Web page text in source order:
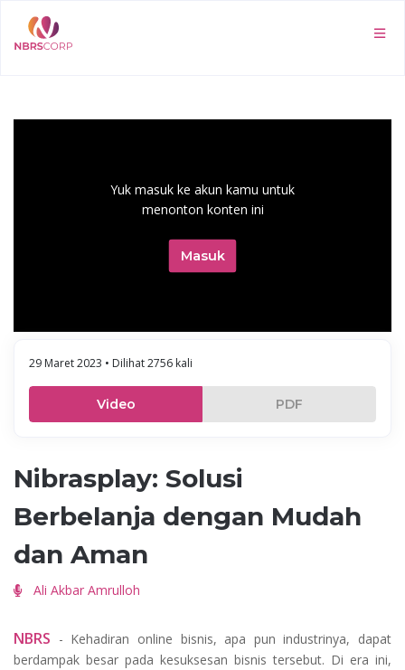
Yuk masuk ke akun kamu untuk
menonton konten ini
Masuk
29 Maret 2023 • Dilihat 2756 kali
Video PDF
Nibrasplay: Solusi
Berbelanja dengan Mudah
dan Aman
Ali Akbar Amrulloh
NBRS - Kehadiran online bisnis, apa pun industrinya, dapat
berdampak besar pada kesuksesan bisnis tersebut. Di era ini,